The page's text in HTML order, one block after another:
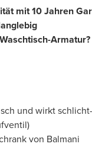
mit 10 Jahren
und wirkt
von Balmani